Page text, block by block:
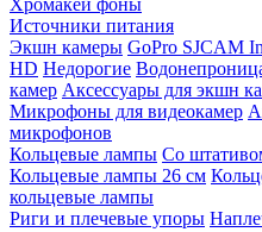
Хромакей фоны
Источники питания
Экшн камеры GoPro SJCAM
HD Недорогие
камер Аксессуары для экшн
Микрофоны для видеокамер
микрофонов
Кольцевые лампы Со
Кольцевые лампы 26 см
кольцевые лампы
Риги и плечевые упоры